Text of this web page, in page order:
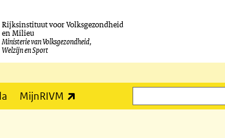
Rijksinstituut voor Volksgezondheid
en Milieu
Ministerie van Volksgezondheid,
Welzijn en Sport
MijnRIVM
Zoeken